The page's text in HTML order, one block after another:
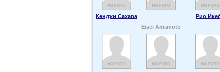
Кенджи Сахара
Рио
Eisei Amamoto